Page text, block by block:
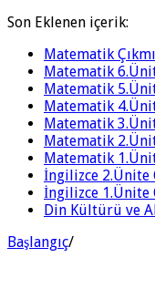
Son Eklenen içerik:
Matematik
Matematik
Matematik
Matematik
Matematik
Matematik
Matematik
İngilizce 2.Ünite
İngilizce 1.Ünite
Din Kültürü ve
Başlangıç/